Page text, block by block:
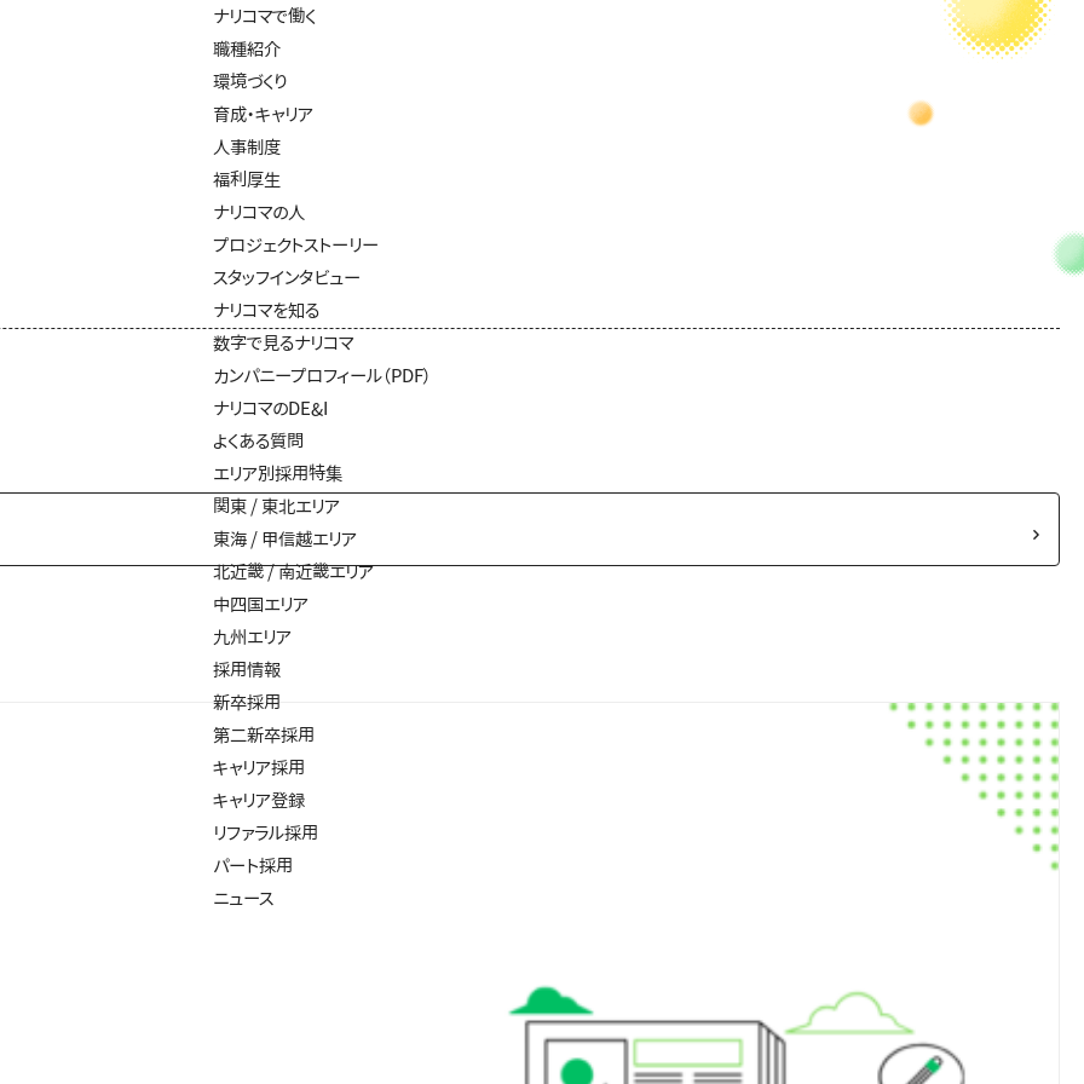
ナリコマで働く
職種紹介
環境づくり
育成・キャリア
人事制度
福利厚生
ナリコマの人
プロジェクトストーリー
スタッフインタビュー
ナリコマを知る
数字で見るナリコマ
カンパニープロフィール（PDF）
ナリコマのDE&I
よくある質問
エリア別採用特集
関東 / 東北エリア
東海 / 甲信越エリア
北近畿 / 南近畿エリア
中四国エリア
九州エリア
採用情報
新卒採用
第二新卒採用
キャリア採用
キャリア登録
リファラル採用
パート採用
ニュース